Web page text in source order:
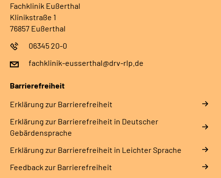
Beratungsstellen &
Zuweisende
Gebärdensprache
Fachklinik Eußerthal
Klinikstraße 1
76857 Eußerthal
06345 20-0
fachklinik-eusserthal@drv-rlp.de
Barrierefreiheit
Erklärung zur Barrierefreiheit
Erklärung zur Barrierefreiheit in Deutscher
Gebärdensprache
Erklärung zur Barrierefreiheit in Leichter Sprache
Feedback zur Barrierefreiheit